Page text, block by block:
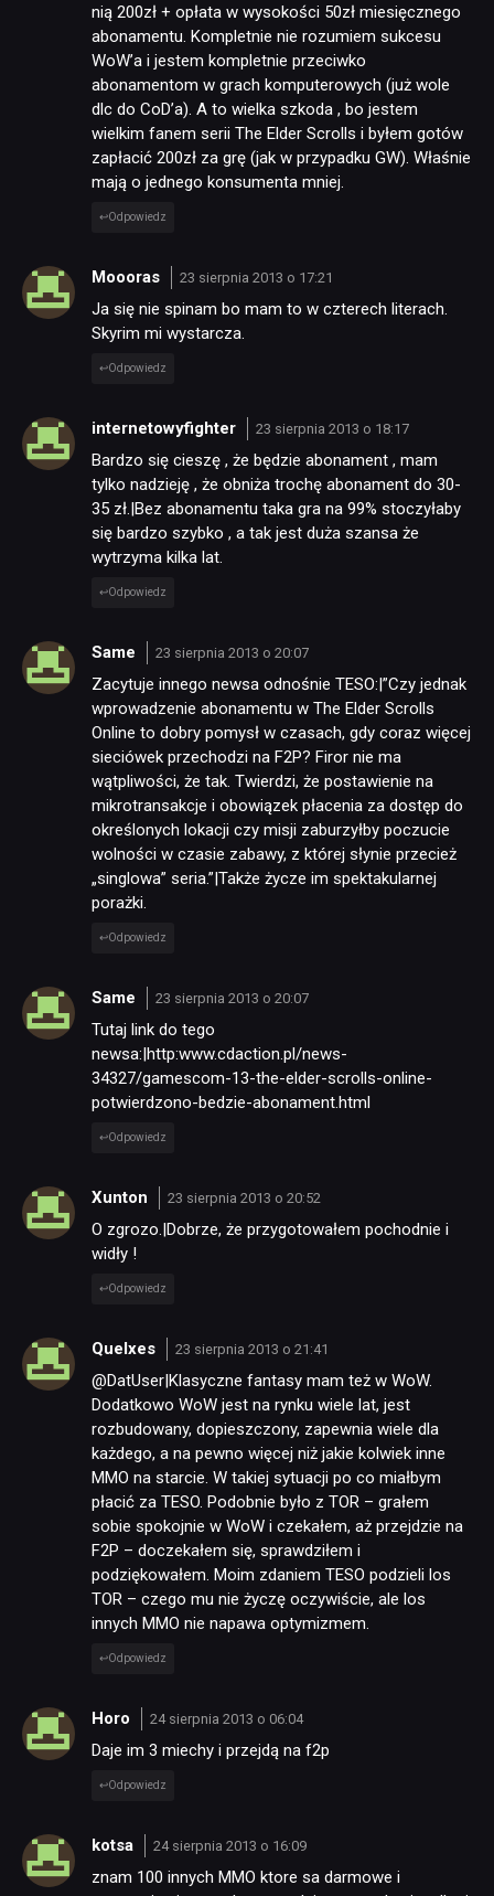
nią 200zł + opłata w wysokości 50zł miesięcznego
abonamentu. Kompletnie nie rozumiem sukcesu
WoW’a i jestem kompletnie przeciwko
abonamentom w grach komputerowych (już wole
dlc do CoD’a). A to wielka szkoda , bo jestem
wielkim fanem serii The Elder Scrolls i byłem gotów
zapłacić 200zł za grę (jak w przypadku GW). Właśnie
mają o jednego konsumenta mniej.
Odpowiedz
Moooras 23 sierpnia 2013 o 17:21
Ja się nie spinam bo mam to w czterech literach.
Skyrim mi wystarcza.
Odpowiedz
internetowyfighter 23 sierpnia 2013 o 18:17
Bardzo się cieszę , że będzie abonament , mam
tylko nadzieję , że obniża trochę abonament do 30-
35 zł.|Bez abonamentu taka gra na 99% stoczyłaby
się bardzo szybko , a tak jest duża szansa że
wytrzyma kilka lat.
Odpowiedz
Same 23 sierpnia 2013 o 20:07
Zacytuje innego newsa odnośnie TESO:|”Czy jednak
wprowadzenie abonamentu w The Elder Scrolls
Online to dobry pomysł w czasach, gdy coraz więcej
sieciówek przechodzi na F2P? Firor nie ma
wątpliwości, że tak. Twierdzi, że postawienie na
mikrotransakcje i obowiązek płacenia za dostęp do
określonych lokacji czy misji zaburzyłby poczucie
wolności w czasie zabawy, z której słynie przecież
„singlowa” seria.”|Także życze im spektakularnej
porażki.
Odpowiedz
Same 23 sierpnia 2013 o 20:07
Tutaj link do tego
newsa:|http:www.cdaction.pl/news-
34327/gamescom-13-the-elder-scrolls-online-
potwierdzono-bedzie-abonament.html
Odpowiedz
Xunton 23 sierpnia 2013 o 20:52
O zgrozo.|Dobrze, że przygotowałem pochodnie i
widły !
Odpowiedz
Quelxes 23 sierpnia 2013 o 21:41
@DatUser|Klasyczne fantasy mam też w WoW.
Dodatkowo WoW jest na rynku wiele lat, jest
rozbudowany, dopieszczony, zapewnia wiele dla
każdego, a na pewno więcej niż jakie kolwiek inne
MMO na starcie. W takiej sytuacji po co miałbym
płacić za TESO. Podobnie było z TOR – grałem
sobie spokojnie w WoW i czekałem, aż przejdzie na
F2P – doczekałem się, sprawdziłem i
podziękowałem. Moim zdaniem TESO podzieli los
TOR – czego mu nie życzę oczywiście, ale los
innych MMO nie napawa optymizmem.
Odpowiedz
Horo 24 sierpnia 2013 o 06:04
Daje im 3 miechy i przejdą na f2p
Odpowiedz
kotsa 24 sierpnia 2013 o 16:09
znam 100 innych MMO ktore sa darmowe i